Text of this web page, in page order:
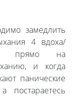
замедлить
4 вдоха/
прямо на
и когда
панические
постараетесь